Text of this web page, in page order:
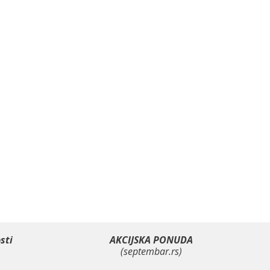
AKCIJSKA PONUDA
(septembar.rs)